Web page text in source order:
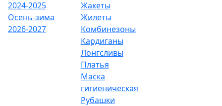
2024-2025
Осень-зима
2026-2027
Жакеты
Жилеты
Комбинезоны
Кардиганы
Лонгсливы
Платья
Маска
гигиеническая
Рубашки